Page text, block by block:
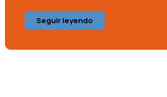
Seguir leyendo